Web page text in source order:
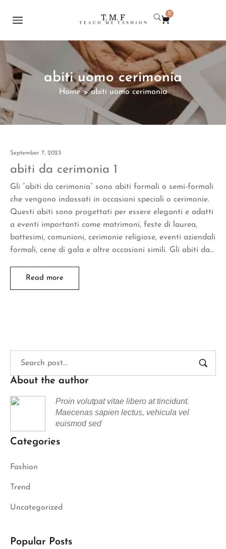
0
abiti uomo cerimonia
Home > abiti uomo cerimonia
September 7, 2023
abiti da cerimonia 1
Gli “abiti da cerimonia” sono abiti formali o semi-formali
che vengono indossati in occasioni speciali o cerimonie.
Questi abiti sono progettati per essere eleganti e adatti
a eventi importanti come matrimoni, feste di laurea,
battesimi, comunioni, cerimonie religiose, eventi aziendali
formali, cene di gala e altre occasioni simili. Gli abiti da…
Read more
About the author
Proin volutpat vitae libero at tincidunt.
Maecenas sapien lectus, vehicula vel
euismod sed
Categories
Fashion
Trend
Uncategorized
Popular Posts